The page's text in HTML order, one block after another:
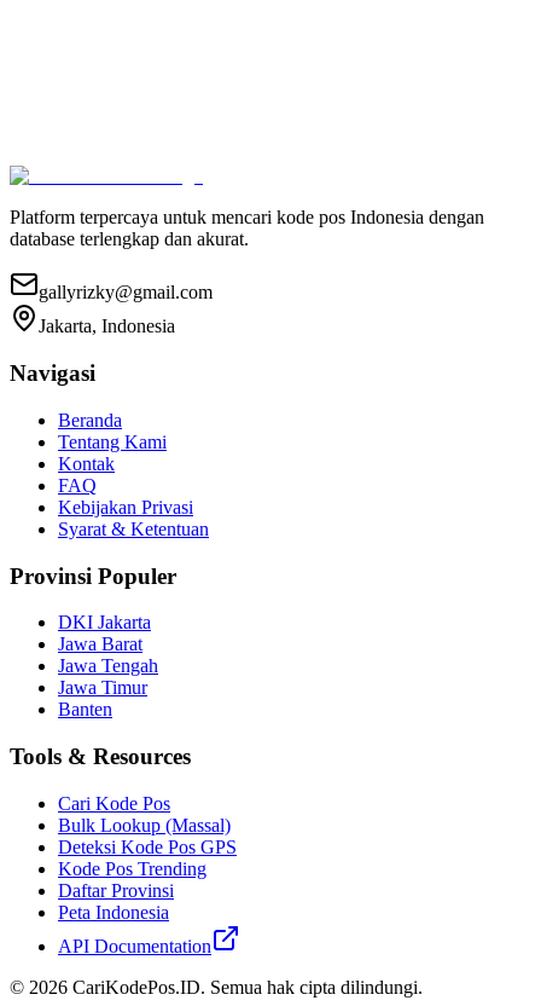
Platform terpercaya untuk mencari kode pos Indonesia dengan
database terlengkap dan akurat.
gallyrizky@gmail.com
Jakarta, Indonesia
Navigasi
Beranda
Tentang Kami
Kontak
FAQ
Kebijakan Privasi
Syarat & Ketentuan
Provinsi Populer
DKI Jakarta
Jawa Barat
Jawa Tengah
Jawa Timur
Banten
Tools & Resources
Cari Kode Pos
Bulk Lookup (Massal)
Deteksi Kode Pos GPS
Kode Pos Trending
Daftar Provinsi
Peta Indonesia
API Documentation
© 2026 CariKodePos.ID. Semua hak cipta dilindungi.